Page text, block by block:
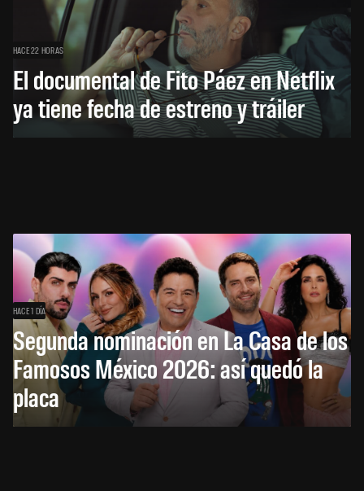
HACE 22 HORAS
El documental de Fito Páez en Netflix
ya tiene fecha de estreno y tráiler
HACE 1 DÍA
Segunda nominación en La Casa de los
Famosos México 2026: así quedó la
placa